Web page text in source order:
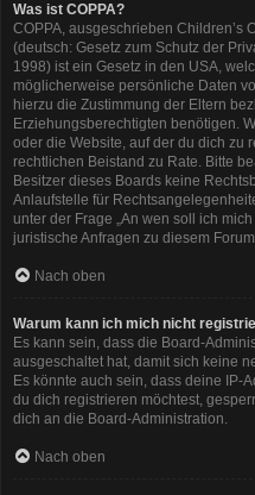
Was ist COPPA?
COPPA, ausgeschrieben Children’s
(deutsch: Gesetz zum Schutz der
1998) ist ein Gesetz in den USA,
möglicherweise persönliche Daten
hierzu die Zustimmung der Eltern
Erziehungsberechtigten benötigen.
oder die Website, auf der du dich zu
rechtlichen Beistand zu Rate. Bitte
Besitzer dieses Boards keine
Anlaufstelle für
unter der Frage „An wen soll ich
juristische Anfragen zu diesem
Nach oben
Warum kann ich mich nicht
Es kann sein, dass die Board-
ausgeschaltet hat, damit sich keine
Es könnte auch sein, dass deine IP-
du dich registrieren möchtest,
dich an die Board-Administration.
Nach oben